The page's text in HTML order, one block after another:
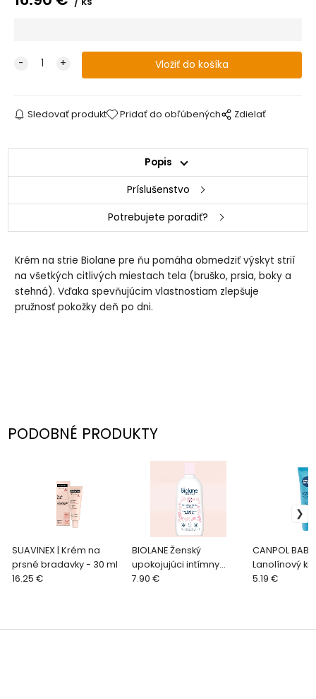
Sledovať produkt Pridať do obľúbených Zdielať
Popis
Príslušenstvo
Potrebujete poradiť?
Krém na strie Biolane pre ňu pomáha obmedziť výskyt strií
na všetkých citlivých miestach tela (bruško, prsia, boky a
stehná). Vďaka spevňujúcim vlastnostiam zlepšuje
pružnosť pokožky deň po dni.
PODOBNÉ PRODUKTY
SUAVINEX | Krém na
prsné bradavky - 30 ml
16.25 €
BIOLANE Ženský
upokojujúci intímny
čiastiaci gél 200ml
7.90 €
CANPOL
Lanolínový
bradavky 7g
5.19 €